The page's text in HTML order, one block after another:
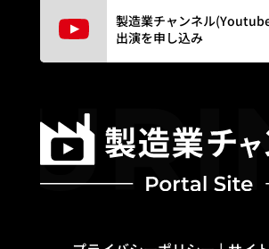
製造業チャンネル
出演を申し込み